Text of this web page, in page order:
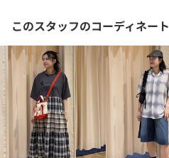
このスタッフのコーディネート